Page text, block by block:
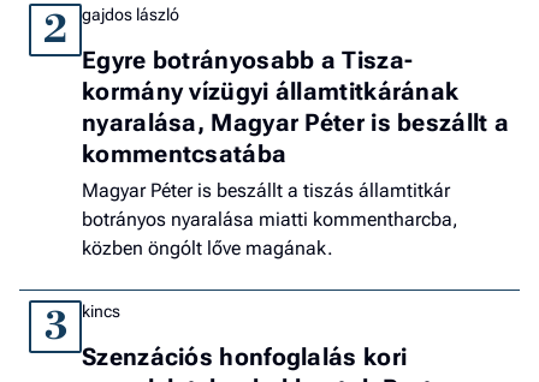
2 gajdos lászló
Egyre botrányosabb a Tisza-
kormány vízügyi államtitkárának
nyaralása, Magyar Péter is beszállt a
kommentcsatába
Magyar Péter is beszállt a tiszás államtitkár
botrányos nyaralása miatti kommentharcba,
közben öngólt lőve magának.
3 kincs
Szenzációs honfoglalás kori